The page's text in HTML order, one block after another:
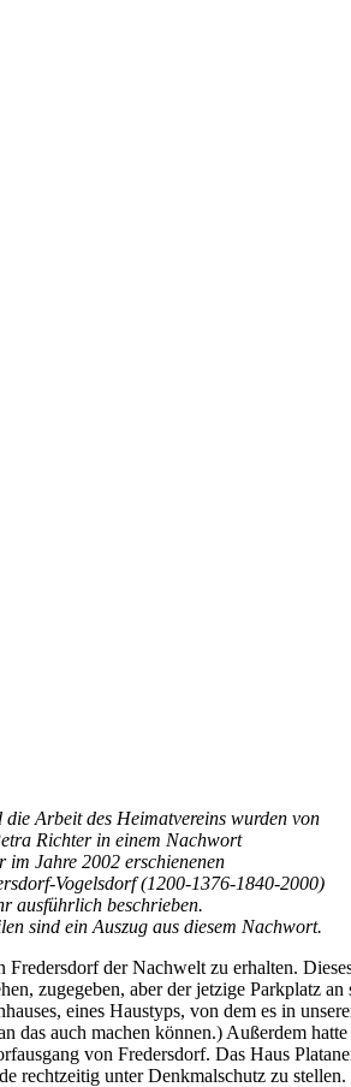
die Arbeit des Heimatvereins wurden von
Richter in einem Nachwort
im Jahre 2002 erschienenen
Vogelsdorf (1200-1376-1840-2000)
ausführlich beschrieben.
sind ein Auszug aus diesem Nachwort.
der Nachwelt zu erhalten.
zugegeben, aber der jetzige Parkplatz
eines Haustyps, von dem es in
auch machen können.) Außerdem
von Fredersdorf. Das Haus
rechtzeitig unter Denkmalschutz zu stellen.